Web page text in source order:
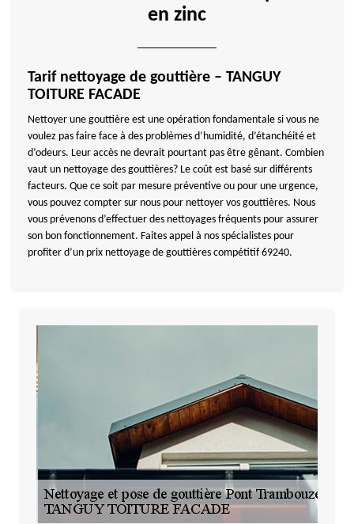
en zinc
Tarif nettoyage de gouttière – TANGUY
TOITURE FACADE
Nettoyer une gouttière est une opération fondamentale si vous ne
voulez pas faire face à des problèmes d’humidité, d’étanchéité et
d’odeurs. Leur accès ne devrait pourtant pas être gênant. Combien
vaut un nettoyage des gouttières? Le coût est basé sur différents
facteurs. Que ce soit par mesure préventive ou pour une urgence,
vous pouvez compter sur nous pour nettoyer vos gouttières. Nous
vous prévenons d’effectuer des nettoyages fréquents pour assurer
son bon fonctionnement. Faites appel à nos spécialistes pour
profiter d’un prix nettoyage de gouttières compétitif 69240.